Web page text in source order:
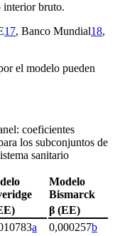
bruto.
17, Banco Mundial18,
el modelo pueden
coeficientes
los subconjuntos de
sanitario
Modelo
Bismarck
β (EE)
a 0,000257b